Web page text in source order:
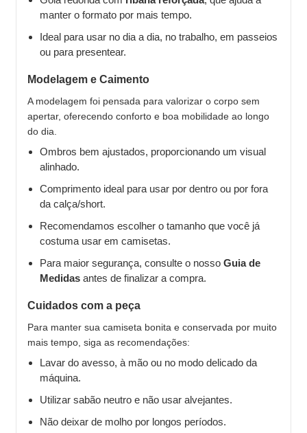
manter o formato por mais tempo.
Ideal para usar no dia a dia, no trabalho, em passeios
ou para presentear.
Modelagem e Caimento
A modelagem foi pensada para valorizar o corpo sem
apertar, oferecendo conforto e boa mobilidade ao longo
do dia.
Ombros bem ajustados, proporcionando um visual
alinhado.
Comprimento ideal para usar por dentro ou por fora
da calça/short.
Recomendamos escolher o tamanho que você já
costuma usar em camisetas.
Para maior segurança, consulte o nosso Guia de
Medidas antes de finalizar a compra.
Cuidados com a peça
Para manter sua camiseta bonita e conservada por muito
mais tempo, siga as recomendações:
Lavar do avesso, à mão ou no modo delicado da
máquina.
Utilizar sabão neutro e não usar alvejantes.
Não deixar de molho por longos períodos.